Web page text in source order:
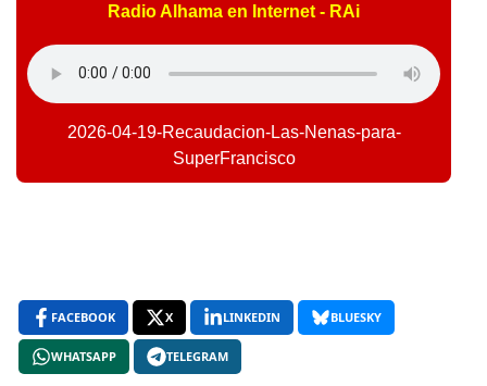
Radio Alhama en Internet - RAi
2026-04-19-Recaudacion-Las-Nenas-para-
SuperFrancisco
FACEBOOK X LINKEDIN BLUESKY
WHATSAPP TELEGRAM